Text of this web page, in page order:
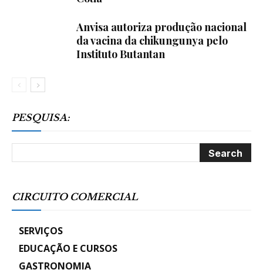
Anvisa autoriza produção nacional
da vacina da chikungunya pelo
Instituto Butantan
PESQUISA:
CIRCUITO COMERCIAL
SERVIÇOS
EDUCAÇÃO E CURSOS
GASTRONOMIA